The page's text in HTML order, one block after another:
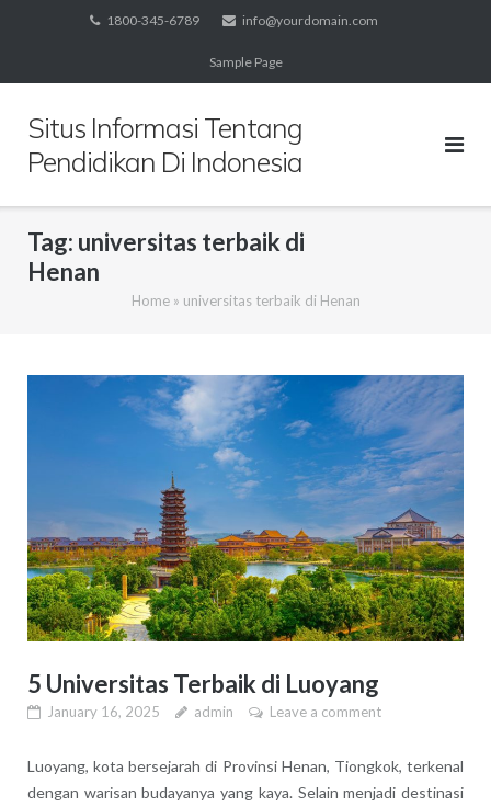
1800-345-6789 info@yourdomain.com
Sample Page
Situs Informasi Tentang
Pendidikan Di Indonesia
Tag: universitas terbaik di
Henan
Home» universitas terbaik di Henan
5 Universitas Terbaik di Luoyang
January 16, 2025 admin Leave a comment
Luoyang, kota bersejarah di Provinsi Henan, Tiongkok, terkenal
dengan warisan budayanya yang kaya. Selain menjadi destinasi